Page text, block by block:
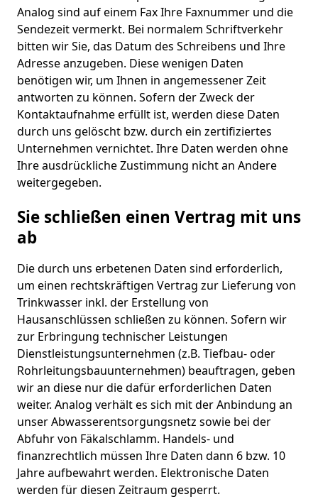
Analog sind auf einem Fax Ihre Faxnummer und die
Sendezeit vermerkt. Bei normalem Schriftverkehr
bitten wir Sie, das Datum des Schreibens und Ihre
Adresse anzugeben. Diese wenigen Daten
benötigen wir, um Ihnen in angemessener Zeit
antworten zu können. Sofern der Zweck der
Kontaktaufnahme erfüllt ist, werden diese Daten
durch uns gelöscht bzw. durch ein zertifiziertes
Unternehmen vernichtet. Ihre Daten werden ohne
Ihre ausdrückliche Zustimmung nicht an Andere
weitergegeben.
Sie schließen einen Vertrag mit uns
ab
Die durch uns erbetenen Daten sind erforderlich,
um einen rechtskräftigen Vertrag zur Lieferung von
Trinkwasser inkl. der Erstellung von
Hausanschlüssen schließen zu können. Sofern wir
zur Erbringung technischer Leistungen
Dienstleistungsunternehmen (z.B. Tiefbau- oder
Rohrleitungsbauunternehmen) beauftragen, geben
wir an diese nur die dafür erforderlichen Daten
weiter. Analog verhält es sich mit der Anbindung an
unser Abwasserentsorgungsnetz sowie bei der
Abfuhr von Fäkalschlamm. Handels- und
finanzrechtlich müssen Ihre Daten dann 6 bzw. 10
Jahre aufbewahrt werden. Elektronische Daten
werden für diesen Zeitraum gesperrt.